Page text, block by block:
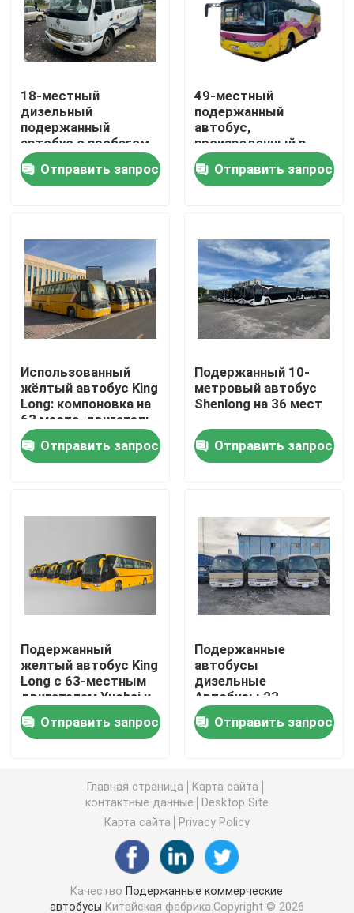
Домой
Продукты
VR-шоу
О нас
Контроль качества
Новости
Запросите цитату
Подержанные коммерческие автобусы
Подержанный автобус
Подержанный электрический автобус
Подержанный мини автобус
Используемый автобус города
Подержанный роскошный автобус
18-местный
дизельный
подержанный
автобус с пробегом
180000 км и 1
дверью Golden
Dragon
Отправить запрос
49-местный
подержанный
автобус,
произведенный в
январе 2013 года
Отправить запрос
Использованный
жёлтый автобус King
Long: компоновка на
63 места, двигатель
Yuchai и
механическая
коробка передач
Отправить запрос
Подержанный 10-
метровый автобус
Shenlong на 36 мест
Отправить запрос
Подержанный
желтый автобус King
Long с 63-местным
двигателем Yuchai и
ручной трансмиссией
Отправить запрос
Подержанные
автобусы
дизельные
Автобусы 23-
местные дешевые
дизельные
Автобусы массовые
Отправить запрос
Главная страница
Карта сайта
контактные данные
Desktop Site
Карта сайта
Privacy Policy
Качество Подержанные коммерческие
автобусы Китайская фабрика.Copyright © 2026